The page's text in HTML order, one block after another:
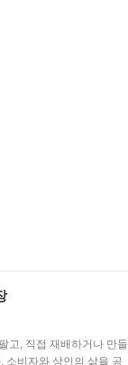
고, 직접 재배하거나 만들
소비자와 상인의 삶을 공